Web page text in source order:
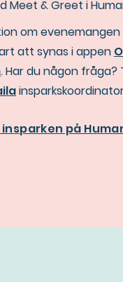
Meet & Greet i
om
att synas i appen
. Har du någon
insparken på